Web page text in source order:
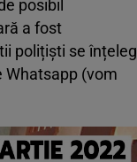
posibil
a fost
polițiști se înțeleg
Whatsapp (vom